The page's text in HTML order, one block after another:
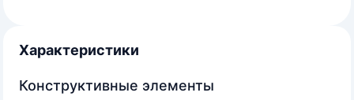
Характеристики
Конструктивные элементы